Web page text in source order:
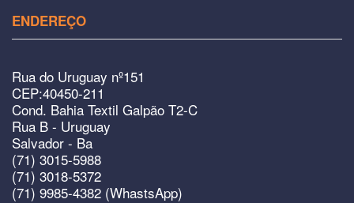
ENDEREÇO
Rua do Uruguay nº151
CEP:40450-211
Cond. Bahia Textil Galpão T2-C
Rua B - Uruguay
Salvador - Ba
(71) 3015-5988
(71) 3018-5372
(71) 9985-4382 (WhastsApp)